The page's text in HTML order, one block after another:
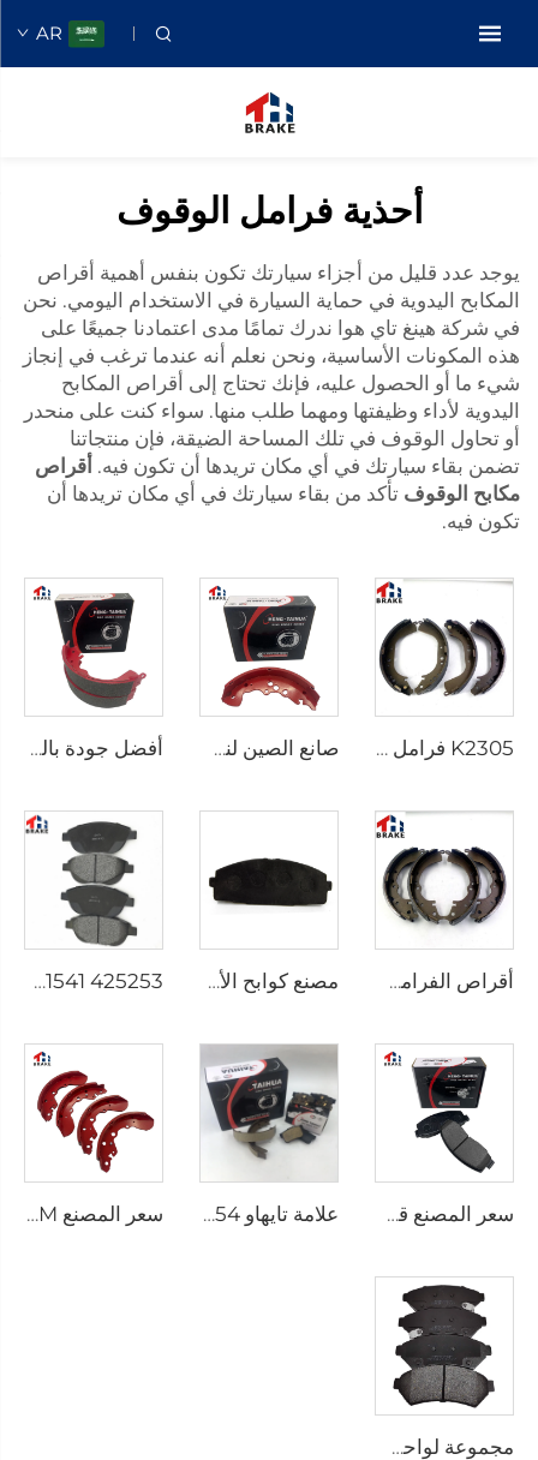
AR
أحذية فرامل الوقوف
يوجد عدد قليل من أجزاء سيارتك تكون بنفس أهمية أقراص
المكابح اليدوية في حماية السيارة في الاستخدام اليومي. نحن
في شركة هينغ تاي هوا ندرك تمامًا مدى اعتمادنا جميعًا على
هذه المكونات الأساسية، ونحن نعلم أنه عندما ترغب في إنجاز
شيء ما أو الحصول عليه، فإنك تحتاج إلى أقراص المكابح
اليدوية لأداء وظيفتها ومهما طلب منها. سواء كنت على منحدر
أو تحاول الوقوف في تلك المساحة الضيقة، فإن منتجاتنا
تضمن بقاء سيارتك في أي مكان تريدها أن تكون فيه. أقراص
مكابح الوقوف تأكد من بقاء سيارتك في أي مكان تريدها أن
تكون فيه.
K2305 فرامل خلفية لسيارات تويوتا 04495-35151 صانع الصين لنظام الفرامل السيارات قطعة فرملة سيارات أفضل جودة بالجملة أحذية فرملة خزفية محور خلفي للسيارات لشاحنة HILUX VI البيك آب
أقراص الفرامل التلقائية لشاحنة HILUX VII OEM 04495-0K010 04495-28090 مصنع كوابح الأقراص D1434 kd2605 ملائم لسيارات تويوتا HIACE IV باص D1541 425253 توريد مصنع بسعر منخفض لواحق الفرامل لسيارات Peugeot 207 307
سعر المصنع قطع غيار السيارات المصنعين لوحة خلفية أقراص الفرامل D2026 للسيارات اليابانية علامة تايهاو D1354 مصنع لواحق الفرامل الخلفية السيراميك للسيارات التصنيع سعر المصنع OEM مخصص لوسادة فرامل شاحنة نصفية أوتوماتيكية فرمل طبل حذاء الفرامل لـ SUZUKI
مجموعة لواحق الفرامل السيراميك عالية الأداء D1075 لسيارات PONTIAC